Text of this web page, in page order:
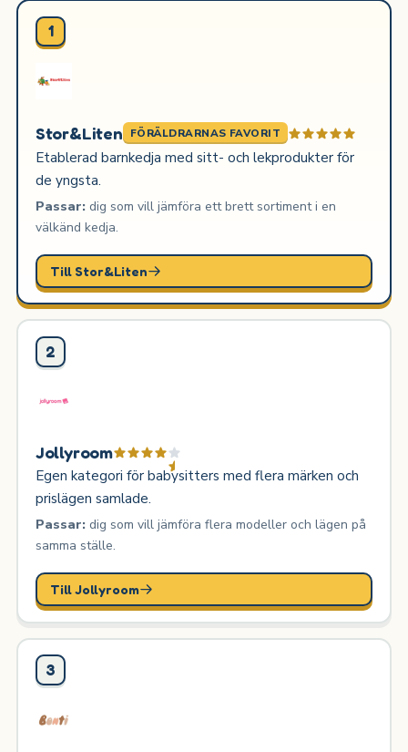
1
Stor&Liten FÖRÄLDRARNAS FAVORIT
Etablerad barnkedja med sitt- och lekprodukter för
de yngsta.
Passar:dig som vill jämföra ett brett sortiment i en
välkänd kedja.
Till Stor&Liten
2
Jollyroom
Egen kategori för babysitters med flera märken och
prislägen samlade.
Passar:dig som vill jämföra flera modeller och lägen på
samma ställe.
Till Jollyroom
3